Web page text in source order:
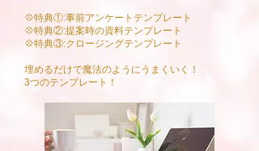
💠特典①:事前アンケートテンプレート
💠特典②:提案時の資料テンプレート
💠特典③:クロージングテンプレート
埋めるだけで魔法のようにうまくいく！
​3つのテンプレート！